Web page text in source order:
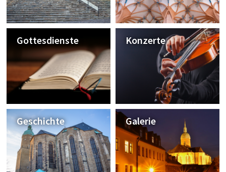
Gottesdienste Konzerte
Geschichte Galerie